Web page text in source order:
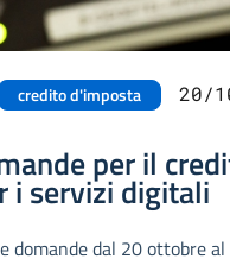
credito d'imposta 20/
per il
i servizi digitali
domande dal 20 ottobre al